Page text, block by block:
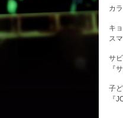
カ
キ
ス
サ
『
子
『